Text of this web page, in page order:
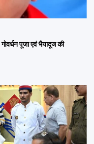
पूजा एवं भैयादूज की